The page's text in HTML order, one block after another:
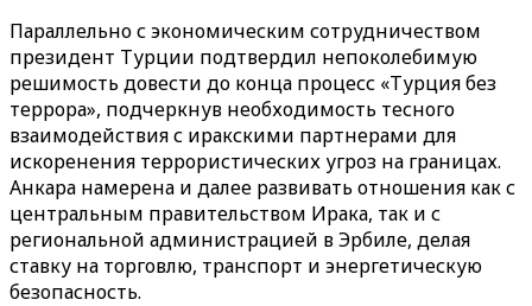
Параллельно с экономическим сотрудничеством
президент Турции подтвердил непоколебимую
решимость довести до конца процесс «Турция без
террора», подчеркнув необходимость тесного
взаимодействия с иракскими партнерами для
искоренения террористических угроз на границах.
Анкара намерена и далее развивать отношения как с
центральным правительством Ирака, так и с
региональной администрацией в Эрбиле, делая
ставку на торговлю, транспорт и энергетическую
безопасность.